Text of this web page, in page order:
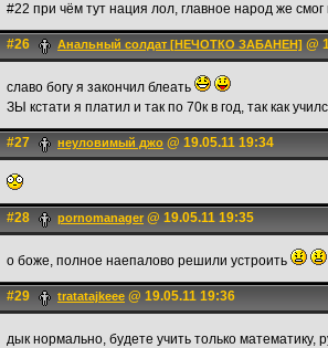
#22 при чём тут нация лол, главное народ же смог
#26 Анальный солдат [НЕЧОТКО ЗАБАНЕН] @
славо богу я закончил блеать
ЗЫ кстати я платил и так по 70к в год, так как
#27 неуловимый джо @ 19.05.11 19:34
#28 pornomanager @ 19.05.11 19:35
о боже, полное наепалово решили устроить
#29 tratatajkeee @ 19.05.11 19:36
дык нормально, будете учить только математику,